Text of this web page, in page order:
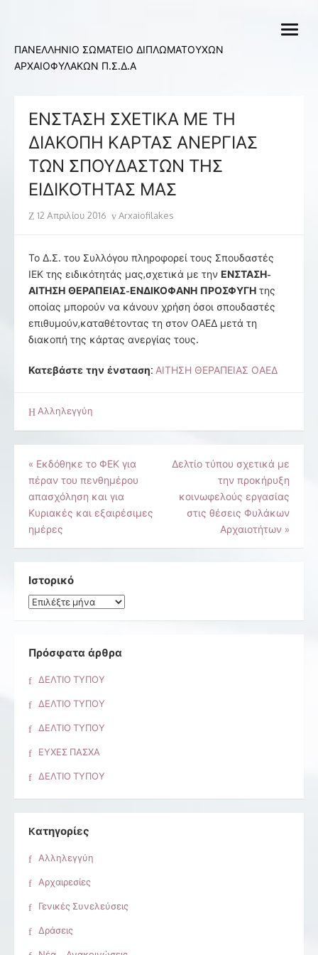
ΠΑΝΕΛΛΗΝΙΟ ΣΩΜΑΤΕΙΟ ΔΙΠΛΩΜΑΤΟΥΧΩΝ
ΑΡΧΑΙΟΦΥΛΑΚΩΝ Π.Σ.Δ.Α
open
ΕΝΣΤΑΣΗ ΣΧΕΤΙΚΑ ΜΕ ΤΗ
ΔΙΑΚΟΠΗ ΚΑΡΤΑΣ ΑΝΕΡΓΙΑΣ
ΤΩΝ ΣΠΟΥΔΑΣΤΩΝ ΤΗΣ
ΕΙΔΙΚΟΤΗΤΑΣ ΜΑΣ
Posted
12 Απριλίου 2016 Author
Arxaiofilakes
Το Δ.Σ. του Συλλόγου πληροφορεί τους Σπουδαστές
ΙΕΚ της ειδικότητάς μας,σχετικά με την ΕΝΣΤΑΣΗ-
ΑΙΤΗΣΗ ΘΕΡΑΠΕΙΑΣ-ΕΝΔΙΚΟΦΑΝΗ ΠΡΟΣΦΥΓΗ της
οποίας μπορούν να κάνουν χρήση όσοι σπουδαστές
επιθυμούν,καταθέτοντας τη στον ΟΑΕΔ μετά τη
διακοπή της κάρτας ανεργίας τους.
Κατεβάστε την ένσταση: ΑΙΤΗΣΗ ΘΕΡΑΠΕΙΑΣ ΟΑΕΔ
Αλληλεγγύη
Πλοήγηση
άρθρων
« Εκδόθηκε το ΦΕΚ για
πέραν του πενθημέρου
απασχόληση και για
Κυριακές και εξαιρέσιμες
ημέρες
Δελτίο τύπου σχετικά με
την προκήρυξη
κοινωφελούς εργασίας
στις θέσεις Φυλάκων
Αρχαιοτήτων »
Ιστορικό
Ιστορικό
Πρόσφατα άρθρα
ΔΕΛΤΙΟ ΤΥΠΟΥ
ΔΕΛΤΙΟ ΤΥΠΟΥ
ΔΕΛΤΙΟ ΤΥΠΟΥ
ΕΥΧΕΣ ΠΑΣΧΑ
ΔΕΛΤΙΟ ΤΥΠΟΥ
Kατηγορίες
Αλληλεγγύη
Αρχαιρεσίες
Γενικές Συνελεύσεις
Δράσεις